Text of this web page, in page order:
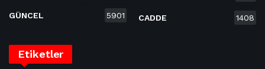
GÜNCEL 5901 CADDE 1408
Etiketler